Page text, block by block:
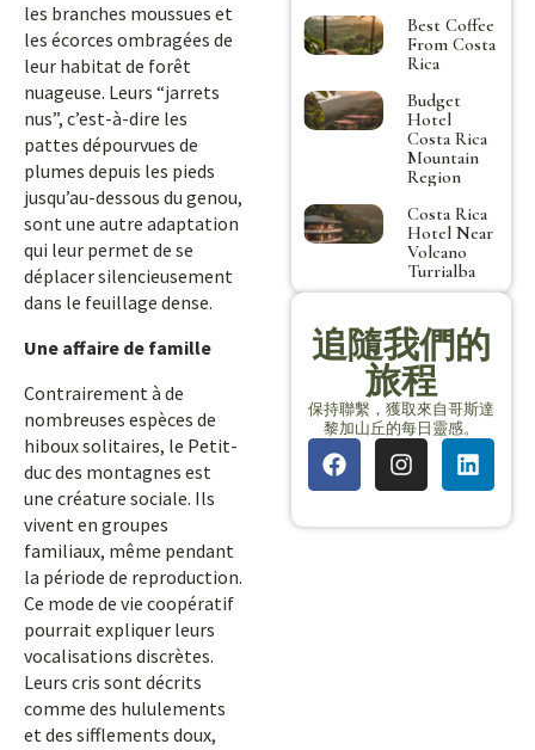
les branches moussues et
les écorces ombragées de
leur habitat de forêt
nuageuse. Leurs “jarrets
nus”, c’est-à-dire les
pattes dépourvues de
plumes depuis les pieds
jusqu’au-dessous du genou,
sont une autre adaptation
qui leur permet de se
déplacer silencieusement
dans le feuillage dense.
Une affaire de famille
Contrairement à de
nombreuses espèces de
hiboux solitaires, le Petit-
duc des montagnes est
une créature sociale. Ils
vivent en groupes
familiaux, même pendant
la période de reproduction.
Ce mode de vie coopératif
pourrait expliquer leurs
vocalisations discrètes.
Leurs cris sont décrits
comme des hululements
et des sifflements doux,
Best Coffee
From Costa
Rica
Budget
Hotel
Costa Rica
Mountain
Region
Costa Rica
Hotel Near
Volcano
Turrialba
追隨我們的
旅程
保持聯繫，獲取來自哥斯達
黎加山丘的每日靈感。